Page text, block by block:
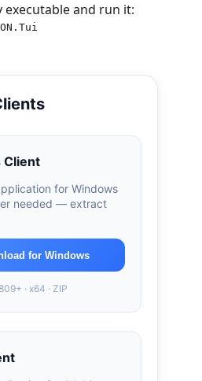
executable and run it:
Client
for Windows
needed — extract
for Windows
· x64 · ZIP